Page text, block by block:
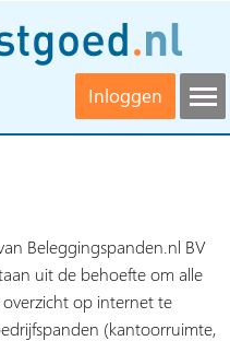
Inloggen
Beleggingspanden.nl BV
uit de behoefte om alle
op internet te
(kantoorruimte,